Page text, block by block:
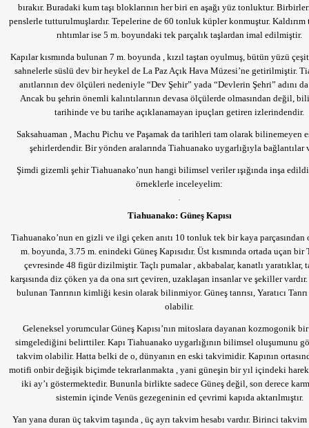
bırakır. Buradaki kum taşı bloklarının her biri en aşağı yüz tonluktur.
penslerle tutturulmuşlardır. Tepelerine de 60 tonluk küpler konmuştur. Kaldırım
rıhtımlar ise 5 m. boyundaki tek parçalık taşlardan imal edilmiştir.
Kapılar kısmında bulunan 7 m. boyunda , kızıl taştan oyulmuş, bütün yüzü
sahnelerle süslü dev bir heykel de La Paz Açık Hava Müzesi’ne getirilmiştir.
anıtlarının dev ölçüleri nedeniyle “Dev Şehir” yada “Devlerin Şehri” adını da
Ancak bu şehrin önemli kalıntılarının devasa ölçülerde olmasından değil,
tarihinde ve bu tarihe açıklanamayan ipuçları getiren izlerindendir.
Saksahuaman , Machu Pichu ve Paşamak da tarihleri tam olarak bilinemeyen
şehirlerdendir. Bir yönden aralarında Tiahuanako uygarlığıyla bağlantılar
Şimdi gizemli şehir Tiahuanako’nun hangi bilimsel veriler ışığında inşa
örneklerle inceleyelim:
Tiahuanako: Güneş Kapısı
Tiahuanako’nun en gizli ve ilgi çeken anıtı 10 tonluk tek bir kaya parçasından
m. boyunda, 3.75 m. enindeki Güneş Kapısıdır. Üst kısmında ortada uçan bir
çevresinde 48 figür dizilmiştir. Taçlı pumalar , akbabalar, kanatlı yaratıklar,
karşısında diz çöken ya da ona sırt çeviren, uzaklaşan insanlar ve şekiller
bulunan Tanrının kimliği kesin olarak bilinmiyor. Güneş tanrısı, Yaratıcı
olabilir.
Geleneksel yorumcular Güneş Kapısı’nın mitoslara dayanan kozmogonik
simgelediğini belirttiler. Kapı Tiahuanako uygarlığının bilimsel oluşumunu
takvim olabilir. Hatta belki de o, dünyanın en eski takvimidir. Kapının
motifi onbir değişik biçimde tekrarlanmakta , yani güneşin bir yıl içindeki
iki ay’ı göstermektedir. Bununla birlikte sadece Güneş değil, son derece
sistemin içinde Venüs gezegeninin ed çevrimi kapıda aktarılmıştır.
Yan yana duran üç takvim taşında , üç ayrı takvim hesabı vardır. Birinci